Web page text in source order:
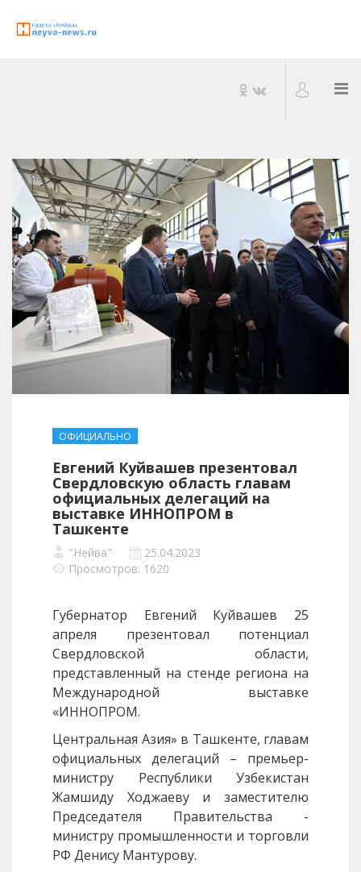
ОФИЦИАЛЬНО
Евгений Куйвашев презентовал
Свердловскую область главам
официальных делегаций на
выставке ИННОПРОМ в
Ташкенте
"Нейва"
25.04.2023
Просмотров: 1620
Губернатор Евгений Куйвашев 25
апреля презентовал потенциал
Свердловской области,
представленный на стенде региона на
Международной выставке
«ИННОПРОМ.
Центральная Азия» в Ташкенте, главам
официальных делегаций – премьер-
министру Республики Узбекистан
Жамшиду Ходжаеву и заместителю
Председателя Правительства -
министру промышленности и торговли
РФ Денису Мантурову.